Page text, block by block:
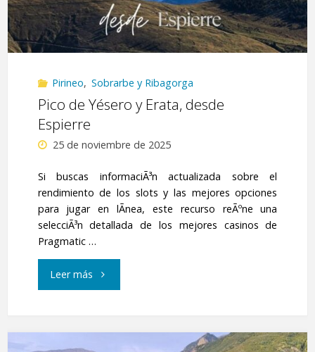
Pirineo, Sobrarbe y Ribagorga
Pico de Yésero y Erata, desde
Espierre
25 de noviembre de 2025
Si buscas informaciÃ³n actualizada sobre el
rendimiento de los slots y las mejores opciones
para jugar en lÃ­nea, este recurso reÃºne una
selecciÃ³n detallada de los mejores casinos de
Pragmatic …
Leer más"Pico
Yésero